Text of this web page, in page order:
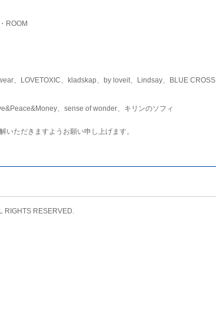
ROOM
、LOVETOXIC、kladskap、by loveit、Lindsay、BLUE CROSS
、sense of wonder、キリンのソフィ
いただきますようお願い申し上げます。